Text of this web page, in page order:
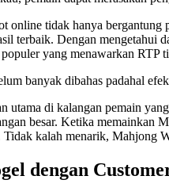
online tidak hanya bergantung
terbaik. Dengan mengetahui
yang menawarkan RTP
banyak dibahas padahal
utama di kalangan pemain
besar. Ketika memainkan
Tidak kalah menarik, Mahjong
dengan